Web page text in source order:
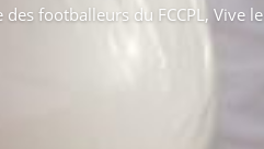
footballeurs du FCCPL, Vive le